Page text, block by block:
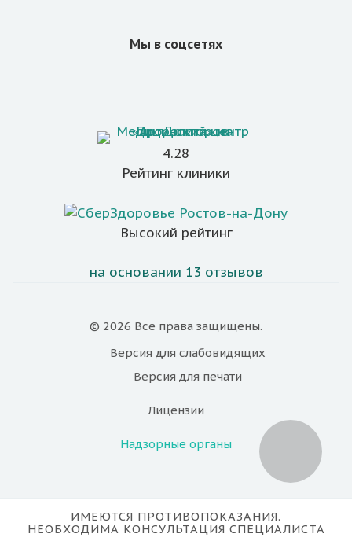
Мы в соцсетях
4.28
Рейтинг клиники
Высокий рейтинг
на основании 13 отзывов
© 2026 Все права защищены.
Версия для слабовидящих
Версия для печати
Лицензии
Надзорные органы
ИМЕЮТСЯ ПРОТИВОПОКАЗАНИЯ.
НЕОБХОДИМА КОНСУЛЬТАЦИЯ СПЕЦИАЛИСТА